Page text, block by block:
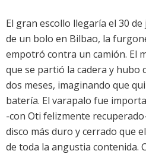
El gran escollo llegaría el 30
de un bolo en Bilbao, la
empotró contra un camión. El
que se partió la cadera y hubo
dos meses, imaginando que
batería. El varapalo fue
-con Oti felizmente
disco más duro y cerrado que
de toda la angustia contenida.